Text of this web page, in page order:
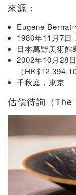
來源：
Eugene Bernat
1980年11月7日
日本萬野美術
2002年10月28
（
千秋庭，東京
估價待詢（The